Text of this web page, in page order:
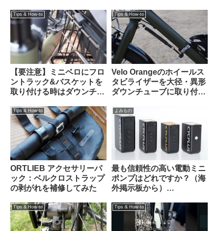
い？】
Tips & How-to
【要注意】ミニベロにフロ
ントラック&バスケットを
取り付ける時はダウンチュ
ルを切って確認すべし
Tips & How-to
Velo Orangeのホイールス
タビライザーを大径・異形
ダウンチューブに取り付け
金物を使ってDIY】
Tips & How-to
ORTLIEB アクセサリーパ
ック：ベルクロストラップ
の剥がれを補修してみた
よみもの
最も信頼性の高い電動ミニ
ポンプはどれですか？（海
外掲示板から）
Silca / Fanttik / Trek /
Fumpa Pumpa】
Tips & How-to Tips & How-to